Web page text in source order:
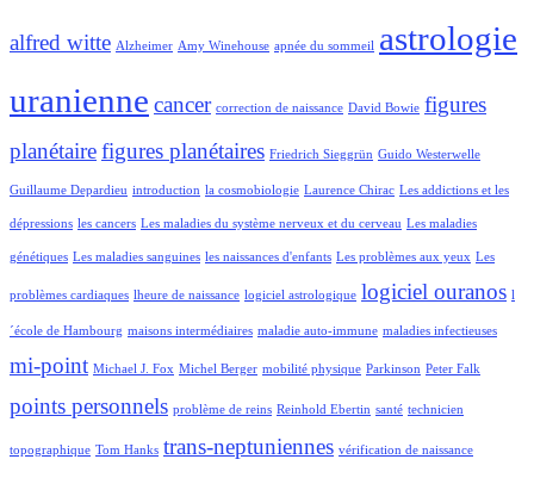
alfred witte Alzheimer Amy Winehouse apnée du sommeil
astrologie
uranienne cancer correction de naissance David Bowie figures
planétairefigures planétaires Friedrich Sieggrün Guido Westerwelle
Guillaume Depardieu introduction la cosmobiologie Laurence Chirac Les addictions et les
dépressions les cancers Les maladies du système nerveux et du cerveau Les maladies
génétiques Les maladies sanguines les naissances d'enfants Les problèmes aux yeux Les
problèmes cardiaques lheure de naissance logiciel astrologique logiciel ouranos l
´école de Hambourg maisons intermédiaires maladie auto-immune maladies infectieuses
mi-point Michael J. Fox Michel Berger mobilité physique Parkinson Peter Falk
points personnels problème de reins Reinhold Ebertin santé technicien
topographique Tom Hanks trans-neptuniennes vérification de naissance